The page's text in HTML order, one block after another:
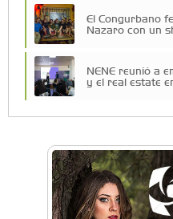
El Congurbano
Nazaro con un
NENE reunió a
y el real estate
Una compañía
por el Premio